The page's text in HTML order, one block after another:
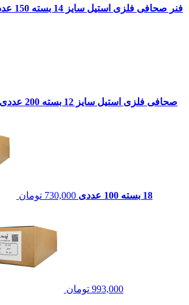
فنر صحافی فلزی استیل سایز 14 بسته 150 عددی
صحافی فلزی استیل سایز 12 بسته 200 عددی
18 بسته 100 عددی 730,000 تومان
993,000 تومان